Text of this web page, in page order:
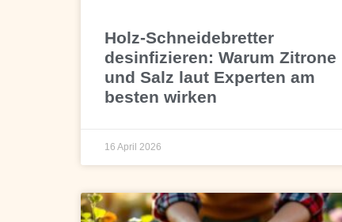
Holz-Schneidebretter
desinfizieren: Warum Zitrone
und Salz laut Experten am
besten wirken
16 April 2026